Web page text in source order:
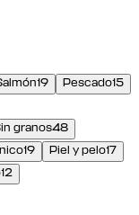
19 Pescado15
granos48
19 Piel y pelo17
12